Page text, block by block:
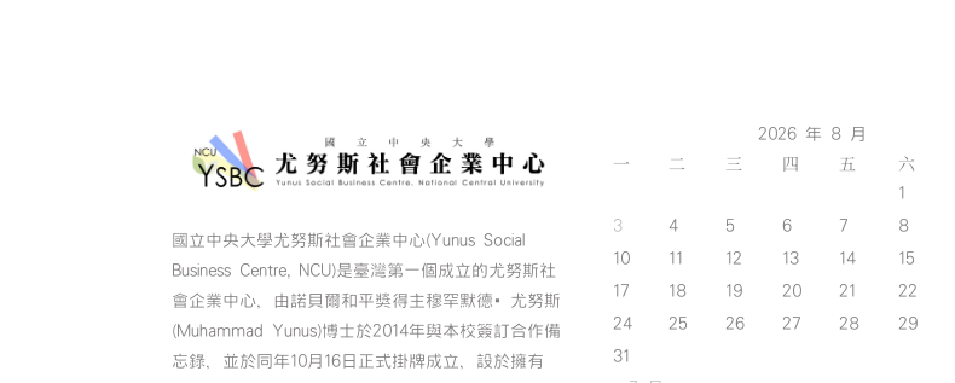
國立中央大學尤努斯社會企業中心(Yunus Social
Business Centre, NCU)是臺灣第一個成立的尤努斯社
會企業中心，由諾貝爾和平獎得主穆罕默德•尤努斯
(Muhammad Yunus)博士於2014年與本校簽訂合作備
忘錄，並於同年10月16日正式掛牌成立，設於擁有
2026 年 8 月
一 二 三 四 五 六
1
3
4 5 6 7 8
10
11 12 13 14 15
17
18 19 20 21 22
24
25 26 27 28 29
31